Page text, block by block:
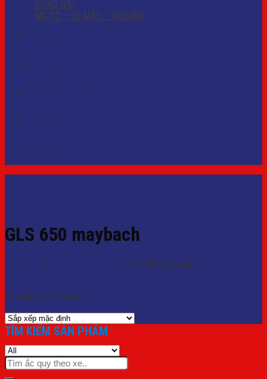
ĐỒNG NAI
MÔ TÔ – XE MÁY – XE ĐIỆN
GLS 650 maybach
/ / GLS 650 maybach
Showing all 7 results
TÌM KIẾM SẢN PHẨM
Tìm
kiếm: